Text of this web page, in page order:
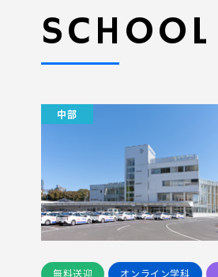
SCHOOL
中部
無料送迎 オンライン学科